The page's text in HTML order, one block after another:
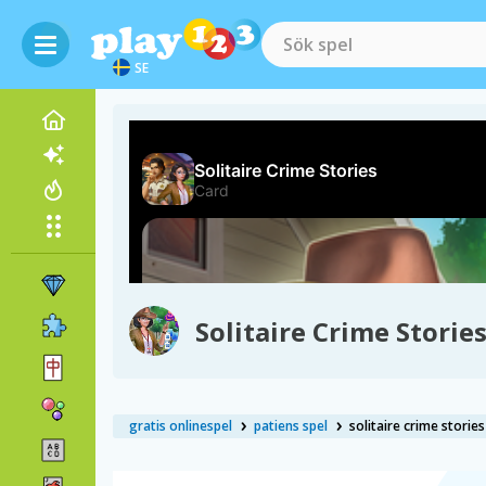
SE
Solitaire Crime Stories
gratis onlinespel patiens spel solitaire crime stories